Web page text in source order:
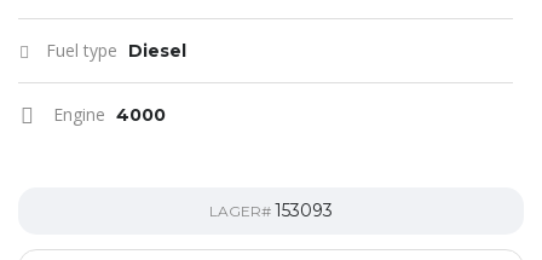
Fuel type Diesel
Engine 4000
LAGER# 153093